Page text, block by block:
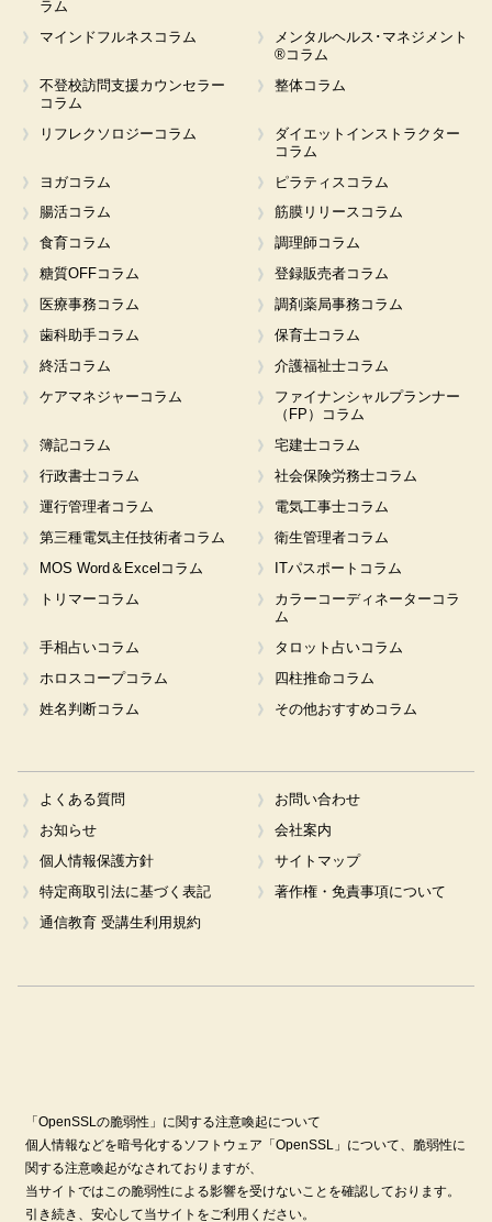
ラム
マインドフルネスコラム
メンタルヘルス･マネジメント
®コラム
不登校訪問支援カウンセラー
コラム
整体コラム
リフレクソロジーコラム
ダイエットインストラクター
コラム
ヨガコラム
ピラティスコラム
腸活コラム
筋膜リリースコラム
食育コラム
調理師コラム
糖質OFFコラム
登録販売者コラム
医療事務コラム
調剤薬局事務コラム
歯科助手コラム
保育士コラム
終活コラム
介護福祉士コラム
ケアマネジャーコラム
ファイナンシャルプランナー
（FP）コラム
簿記コラム
宅建士コラム
行政書士コラム
社会保険労務士コラム
運行管理者コラム
電気工事士コラム
第三種電気主任技術者コラム
衛生管理者コラム
MOS Word＆Excelコラム
ITパスポートコラム
トリマーコラム
カラーコーディネーターコラ
ム
手相占いコラム
タロット占いコラム
ホロスコープコラム
四柱推命コラム
姓名判断コラム
その他おすすめコラム
よくある質問
お問い合わせ
お知らせ
会社案内
個人情報保護方針
サイトマップ
特定商取引法に基づく表記
著作権・免責事項について
通信教育 受講生利用規約
「OpenSSLの脆弱性」に関する注意喚起について
個人情報などを暗号化するソフトウェア「OpenSSL」について、脆弱性に
関する注意喚起がなされておりますが、
当サイトではこの脆弱性による影響を受けないことを確認しております。
引き続き、安心して当サイトをご利用ください。